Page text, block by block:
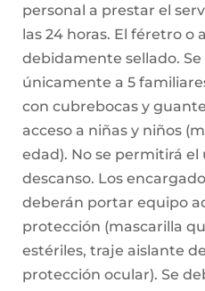
personal a prestar el
las 24 horas. El féretro o
debidamente sellado.
únicamente a 5
con cubrebocas y
acceso a niñas y niños
edad). No se permitirá el
descanso. Los
deberán portar equipo
protección (mascarilla
estériles, traje aislante
protección ocular). Se